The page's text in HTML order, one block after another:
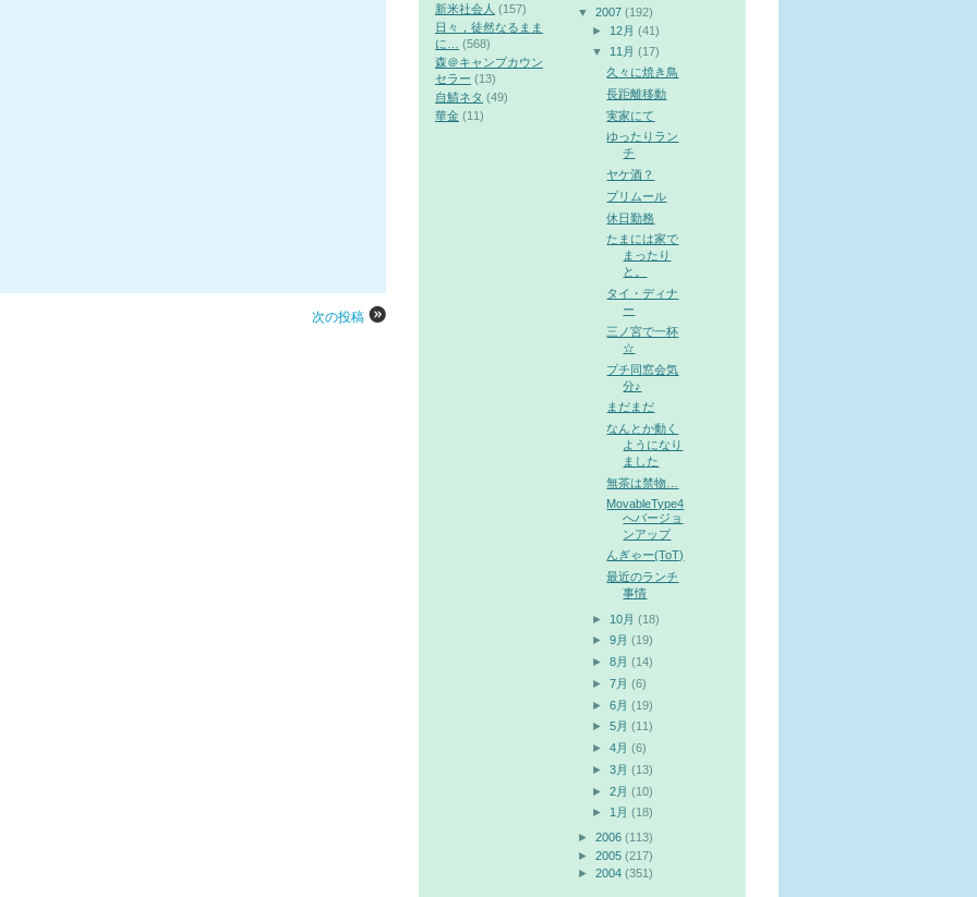
次の投稿
新米社会人 (157)
日々，徒然なるまま
に…
(568)
森＠キャンプカウン
セラー (13)
自鯖ネタ (49)
華金 (11)
▼
2007 (192)
► 12月 (41)
▼
11月 (17)
久々に焼き鳥
長距離移動
実家にて
ゆったりラン
チ
ヤケ酒？
プリムール
休日勤務
たまには家で
まったり
と。
タイ・ディナ
ー
三ノ宮で一杯
☆
プチ同窓会気
分♪
まだまだ
なんとか動く
ようになり
ました
無茶は禁物…
MovableType4
へバージョ
ンアップ
んぎゃー(ToT)
最近のランチ
事情
► 10月 (18)
►9月 (19)
►8月 (14)
►7月 (6)
►6月 (19)
►5月 (11)
►4月 (6)
►3月 (13)
►2月 (10)
► 1月 (18)
► 2006 (113)
► 2005 (217)
► 2004 (351)